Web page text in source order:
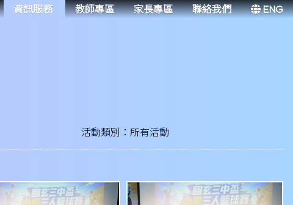
資訊服務 教師專區 家長專區 聯絡我們 ENG
活動類別：所有活動